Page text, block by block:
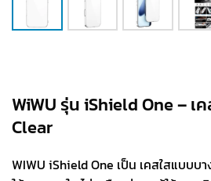
WiWU รุ่น iShield One – เ
Clear
WIWU iShield One เป็น เคสใสแบบบ